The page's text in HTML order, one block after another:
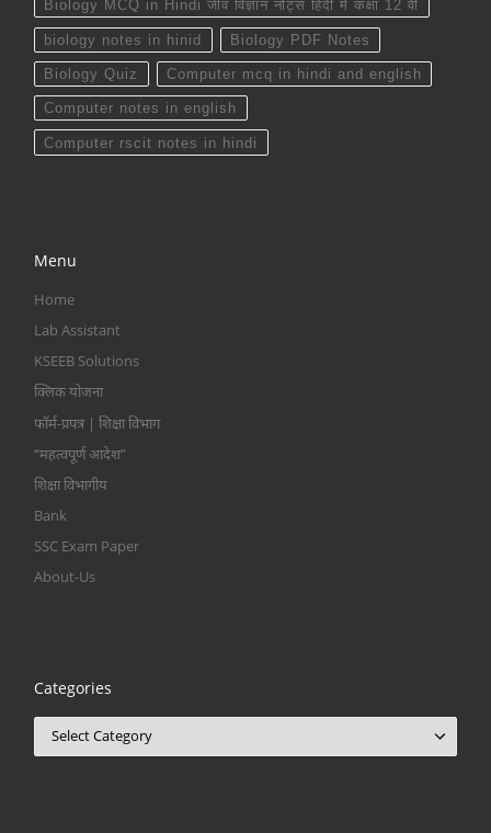
Biology MCQ in Hindi जीव विज्ञान नोट्स हिंदी में कक्षा 12 वीं
biology notes in hinid Biology PDF Notes
Biology Quiz Computer mcq in hindi and english
Computer notes in english
Computer rscit notes in hindi
Menu
Home
Lab Assistant
KSEEB Solutions
क्लिक योजना
फॉर्म-प्रपत्र | शिक्षा विभाग
“महत्वपूर्ण आदेश”
शिक्षा विभागीय
Bank
SSC Exam Paper
About-Us
Categories